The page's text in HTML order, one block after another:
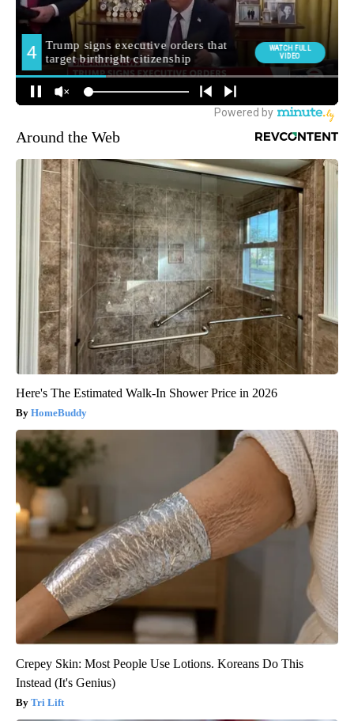
Around the Web
Here's The Estimated Walk-In Shower Price in 2026
HomeBuddy
Crepey Skin: Most People Use Lotions. Koreans Do This
Instead (It's Genius)
Tri Lift